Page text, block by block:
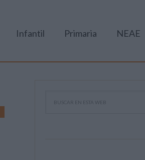
Infantil Primaria NEAE